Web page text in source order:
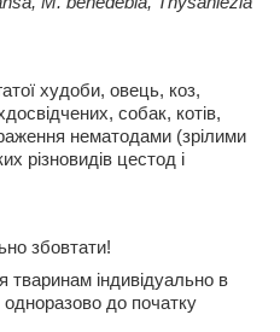
худоби, овець, коз,
собак, котів,
нематодами (зрілими
різновидів цестод і
збовтати!
тваринам індивідуально в
одноразово до початку